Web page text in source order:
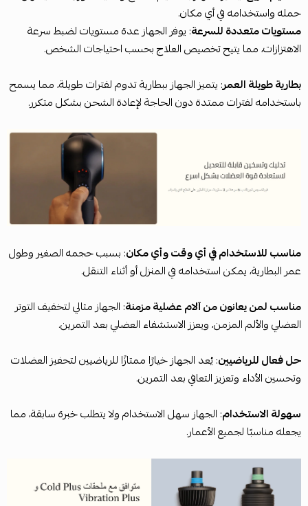
حمله واستخدامه في أي مكان.
مستويات متعددة للسرعة: يوفر الجهاز عدة مستويات لضبط سرعة
الاهتزازات، مما يتيح تخصيص العلاج بحسب احتياجات الشخص.
بطارية طويلة العمر: يتميز الجهاز ببطارية تدوم لفترات طويلة، مما يسمح
باستخدامه لفترات ممتدة دون الحاجة لإعادة الشحن بشكل متكرر.
مناسب للاستخدام في أي وقت وأي مكان: بسبب حجمه الصغير وطول
عمر البطارية، يمكن استخدامه في المنزل أو أثناء التنقل.
مناسب لمن يعانون من آلام عضلية مزمنة: الجهاز مثالي لتخفيف التوتر
العضلي والألم المزمن، ويعزز الاستشفاء العضلي بعد التمرين.
حل فعال للرياضيين: يُعد الجهاز خيارًا ممتازًا للرياضيين لتحفيز العضلات
وتحسين الأداء وتعزيز التعافي بعد التمرين.
سهولة الاستخدام: الجهاز سهل الاستخدام ولا يتطلب خبرة سابقة، مما
يجعله مناسبًا لجميع الأعمار.